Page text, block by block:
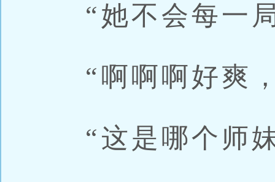
“她不会每一
“啊啊啊好爽
“这是哪个师